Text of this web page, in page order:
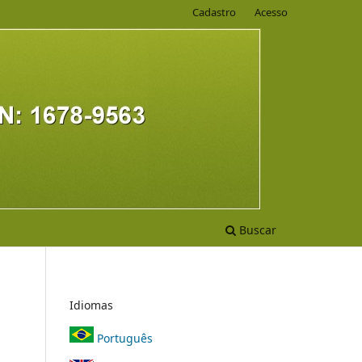
Buscar
Cadastro Acesso
Idiomas
Português